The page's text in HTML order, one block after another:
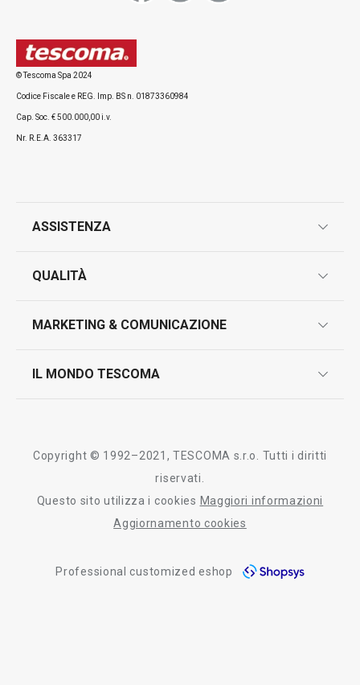
© Tescoma Spa 2024
Codice Fiscale e REG. Imp. BS n. 01873360984
Cap. Soc. € 500.000,00 i.v.
Nr. R.E.A. 363317
ASSISTENZA
contatti
QUALITÀ
test sui prodotti
MARKETING & COMUNICAZIONE
IL MONDO TESCOMA
Tescoma nel mondo
informativa whistleblowing
Copyright © 1992–2021, TESCOMA s.r.o. Tutti i diritti
riservati.
Questo sito utilizza i cookies Maggiori informazioni
Aggiornamento cookies
Professional customized eshop